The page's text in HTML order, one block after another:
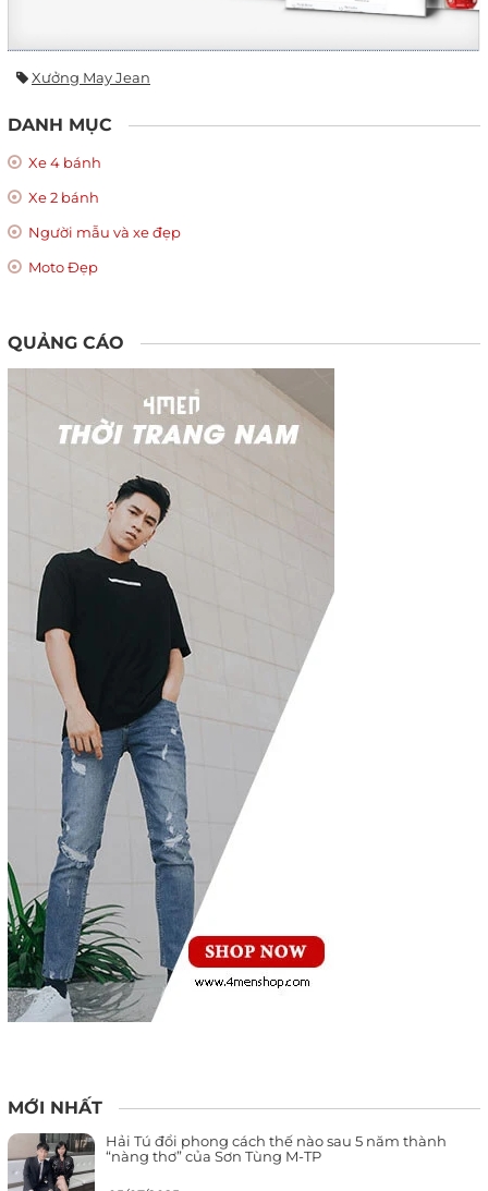
Xưởng May Jean
DANH MỤC
Xe 4 bánh
Xe 2 bánh
Người mẫu và xe đẹp
Moto Đẹp
QUẢNG CÁO
MỚI NHẤT
Hải Tú đổi phong cách thế nào sau 5 năm thành
“nàng thơ” của Sơn Tùng M-TP